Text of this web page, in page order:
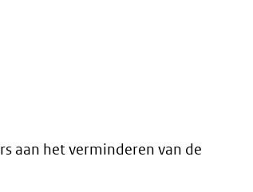
aan het verminderen van de